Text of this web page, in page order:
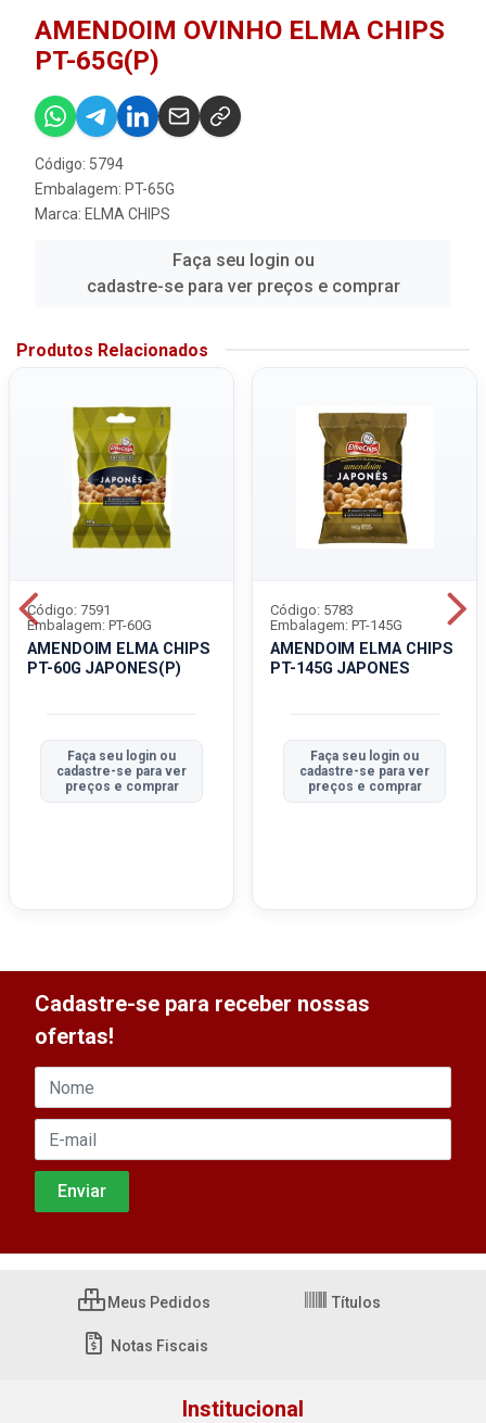
AMENDOIM OVINHO ELMA CHIPS
PT-65G(P)
Código: 5794
Embalagem: PT-65G
Marca: ELMA CHIPS
Faça seu login ou
cadastre-se para ver preços e comprar
Produtos Relacionados
AMENDOIM ELMA CHIPS
PT-60G JAPONES(P)
Código: 7591
Embalagem: PT-60G
Faça seu login ou
cadastre-se para ver
preços e comprar
AMENDOIM ELMA CHIPS
PT-145G JAPONES
Código: 5783
Embalagem: PT-145G
Faça seu login ou
cadastre-se para ver
preços e comprar
Cadastre-se para receber nossas
ofertas!
Meus Pedidos Títulos
Notas Fiscais
Institucional